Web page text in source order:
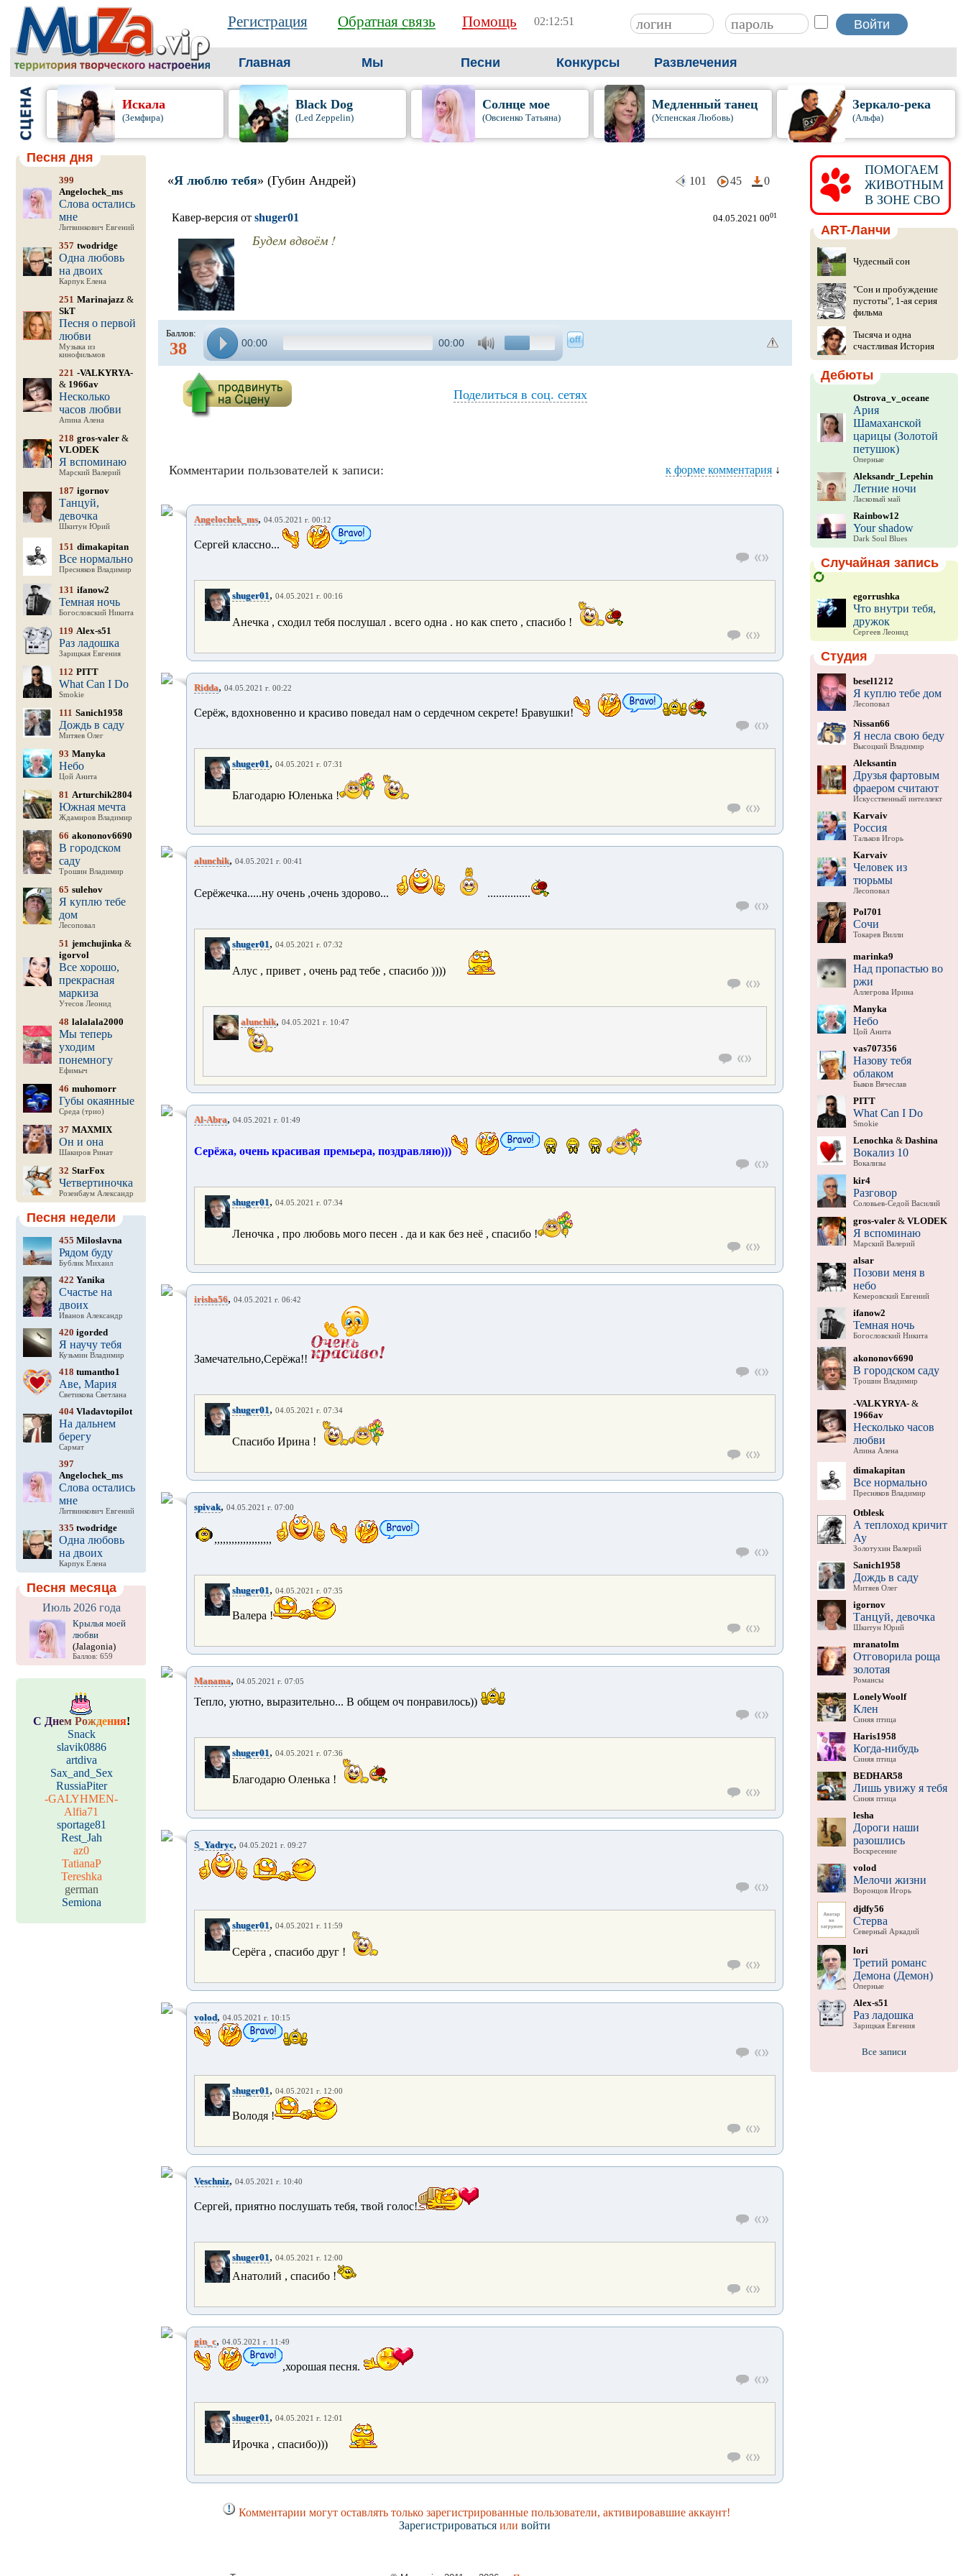
Регистрация Обратная связь Помощь 02:12:51
Главная Мы Песни Конкурсы Развлечения
Искала
(Земфира)
Black Dog
(Led Zeppelin)
Солнце мое
(Овсиенко Татьяна)
Медленный танец
(Успенская Любовь)
Зеркало-река
(Альфа)
Песня дня
399
Angelochek_ms
Слова остались
мне
Литвинкович Евгений
357 twodridge
Одна любовь
на двоих
Карпук Елена
251 Marinajazz&
SkT
Песня о первой
любви
Музыка из
кинофильмов
221 -VALKYRYA-
& 1966av
Несколько
часов любви
Апина Алена
218 gros-valer&
VLODEK
Я вспоминаю
Марский Валерий
187 igornov
Танцуй,
девочка
Шкитун Юрий
151 dimakapitan
Все нормально
Пресняков Владимир
131 ifanow2
Темная ночь
Богословский Никита
119 Alex-s51
Раз ладошка
Зарицкая Евгения
112 PITT
What Can I Do
Smokie
111 Sanich1958
Дождь в саду
Митяев Олег
93 Manyka
Небо
Цой Анита
81 Arturchik2804
Южная мечта
Ждамиров Владимир
66 akononov6690
В городском
саду
Трошин Владимир
65 sulehov
Я куплю тебе
дом
Лесоповал
51 jemchujinka&
igorvol
Все хорошо,
прекрасная
маркиза
Утесов Леонид
48 lalalala2000
Мы теперь
уходим
понемногу
Ефимыч
46 muhomorr
Губы окаянные
Среда (трио)
37 MAXMIX
Он и она
Шакиров Ринат
32 StarFox
Четвертиночка
Розенбаум Александр
Песня недели
455 Miloslavna
Рядом буду
Бублик Михаил
422 Yanika
Счастье на
двоих
Иванов Александр
420 igorded
Я научу тебя
Кузьмин Владимир
418 tumantho1
Аве, Мария
Светикова Светлана
404Vladavtopilot
На дальнем
берегу
Сармат
397
Angelochek_ms
Слова остались
мне
Литвинкович Евгений
335 twodridge
Одна любовь
на двоих
Карпук Елена
Песня месяца
Июль 2026 года
Крылья моей
любви
(Jalagonia)
Баллов: 659
С Днем Рождения!
Snack
slavik0886
artdiva
Sax_and_Sex
RussiaPiter
-GALYHMEN-
Alfia71
sportage81
Rest_Jah
az0
TatianaP
Tereshka
german
Semiona
«Я люблю тебя» (Губин Андрей) 101 45 0
Кавер-версия от shuger01 04.05.2021 0001
Будем вдвоём !
Баллов:
38 00:00 00:00
Поделиться в соц. сетях
Комментарии пользователей к записи: к форме комментария ↓
Angelochek_ms, 04.05.2021 г. 00:12
Сергей классно...
shuger01, 04.05.2021 г. 00:16
Анечка , сходил тебя послушал . всего одна . но как спето , спасибо !
Ridda, 04.05.2021 г. 00:22
Серёж, вдохновенно и красиво поведал нам о сердечном секрете! Бравушки!
shuger01, 04.05.2021 г. 07:31
Благодарю Юленька !
alunchik, 04.05.2021 г. 00:41
Серёжечка.....ну очень ,очень здорово... ...............
shuger01, 04.05.2021 г. 07:32
Алус , привет , очень рад тебе , спасибо ))))
alunchik, 04.05.2021 г. 10:47
Al-Abra, 04.05.2021 г. 01:49
Серёжа, очень красивая премьера, поздравляю)))
shuger01, 04.05.2021 г. 07:34
Леночка , про любовь мого песен . да и как без неё , спасибо !
irisha56, 04.05.2021 г. 06:42
Замечательно,Серёжа!!
shuger01, 04.05.2021 г. 07:34
Спасибо Ирина !
spivak, 04.05.2021 г. 07:00
,,,,,,,,,,,,,,,,,,,,
shuger01, 04.05.2021 г. 07:35
Валера !
Manama, 04.05.2021 г. 07:05
Тепло, уютно, выразительно... В общем оч понравилось))
shuger01, 04.05.2021 г. 07:36
Благодарю Оленька !
S_Yadryc, 04.05.2021 г. 09:27
shuger01, 04.05.2021 г. 11:59
Серёга , спасибо друг !
volod, 04.05.2021 г. 10:15
shuger01, 04.05.2021 г. 12:00
Володя !
Veschniz, 04.05.2021 г. 10:40
Сергей, приятно послушать тебя, твой голос!
shuger01, 04.05.2021 г. 12:00
Анатолий , спасибо !
gin_c, 04.05.2021 г. 11:49
,хорошая песня.
shuger01, 04.05.2021 г. 12:01
Ирочка , спасибо)))
Комментарии могут оставлять только зарегистрированные пользователи, активировавшие аккаунт!
Зарегистрироваться или войти
ПОМОГАЕМ
ЖИВОТНЫМ
В ЗОНЕ СВО
ART-Ланчи
Чудесный сон
"Сон и пробуждение
пустоты", 1-ая серия
фильма
Тысяча и одна
счастливая История
Дебюты
Ostrova_v_oceane
Ария
Шамаханской
царицы (Золотой
петушок)
Оперные
Aleksandr_Lepehin
Летние ночи
Ласковый май
Rainbow12
Your shadow
Dark Soul Blues
Случайная запись
egorrushka
Что внутри тебя,
дружок
Сергеев Леонид
Студия
besel1212
Я куплю тебе дом
Лесоповал
Nissan66
Я несла свою беду
Высоцкий Владимир
Aleksantin
Друзья фартовым
фраером считают
Искусственный интеллект
Karvaiv
Россия
Тальков Игорь
Karvaiv
Человек из
тюрьмы
Лесоповал
Pol701
Сочи
Токарев Вилли
marinka9
Над пропастью во
ржи
Аллегрова Ирина
Manyka
Небо
Цой Анита
vas707356
Назову тебя
облаком
Быков Вячеслав
PITT
What Can I Do
Smokie
Lenochka & Dashina
Вокализ 10
Вокализы
kir4
Разговор
Соловьев-Седой Василий
gros-valer& VLODEK
Я вспоминаю
Марский Валерий
alsar
Позови меня в
небо
Кемеровский Евгений
ifanow2
Темная ночь
Богословский Никита
akononov6690
В городском саду
Трошин Владимир
-VALKYRYA-&
1966av
Несколько часов
любви
Апина Алена
dimakapitan
Все нормально
Пресняков Владимир
Otblesk
А теплоход кричит
Ау
Золотухин Валерий
Sanich1958
Дождь в саду
Митяев Олег
igornov
Танцуй, девочка
Шкитун Юрий
mranatolm
Отговорила роща
золотая
Романсы
LonelyWoolf
Клен
Синяя птица
Haris1958
Когда-нибудь
Синяя птица
BEDHAR58
Лишь увижу я тебя
Синяя птица
lesha
Дороги наши
разошлись
Воскресение
volod
Мелочи жизни
Воронцов Игорь
djdfy56
Стерва
Северный Аркадий
lori
Третий романс
Демона (Демон)
Оперные
Alex-s51
Раз ладошка
Зарицкая Евгения
Все записи